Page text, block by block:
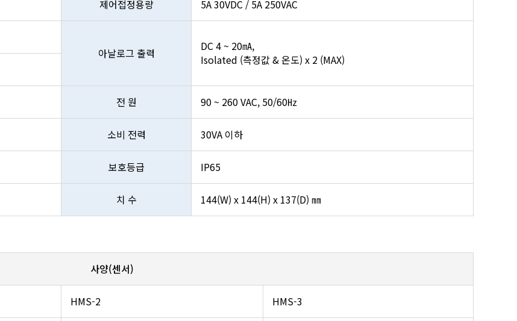
제어접정용량 5A 30VDC / 5A 250VAC
아날로그 출력
DC 4 ~ 20㎃,
Isolated (측정값 & 온도) x 2 (MAX)
전 원 90 ~ 260 VAC, 50/60㎐
소비 전력 30VA 이하
보호등급 IP65
치 수 144(W) x 144(H) x 137(D) ㎜
사양(센서)
HMS-2 HMS-3